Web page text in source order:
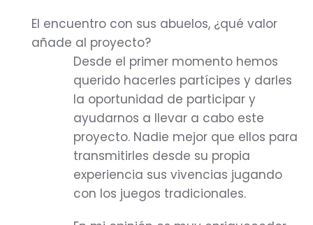
El encuentro con sus abuelos, ¿qué valor
añade al proyecto?
Desde el primer momento hemos
querido hacerles partícipes y darles
la oportunidad de participar y
ayudarnos a llevar a cabo este
proyecto. Nadie mejor que ellos para
transmitirles desde su propia
experiencia sus vivencias jugando
con los juegos tradicionales.